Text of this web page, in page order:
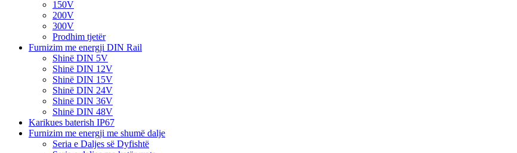
150V
200V
300V
Prodhim tjetër
Furnizim me energji DIN Rail
Shinë DIN 5V
Shinë DIN 12V
Shinë DIN 15V
Shinë DIN 24V
Shinë DIN 36V
Shinë DIN 48V
Karikues baterish IP67
Furnizim me energji me shumë dalje
Seria e Daljes së Dyfishtë